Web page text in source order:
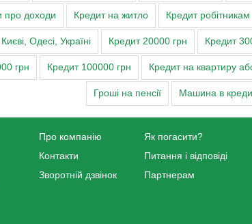
про доходи Кредит на житло Кредит робітникам
Одесі, Україні Кредит 20000 грн Кредит
грн Кредит 100000 грн Кредит на квартиру
Гроші на пенсії Машина в
Про компанію
Контакти
Зворотній дзвінок
Як погасити?
Питання і відповіді
Партнерам